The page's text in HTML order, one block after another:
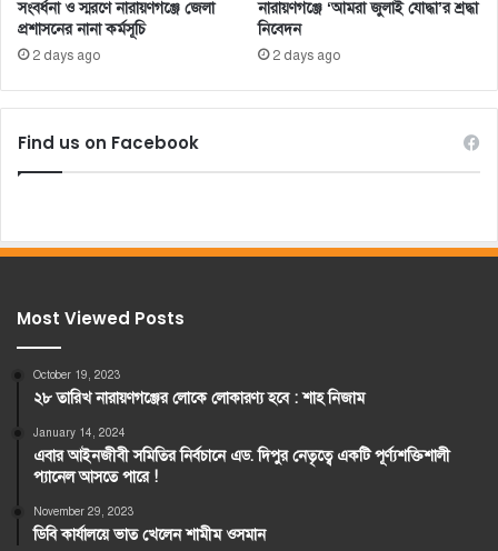
সংবর্ধনা ও স্মরণে নারায়ণগঞ্জে জেলা
প্রশাসনের নানা কর্মসূচি
2 days ago
নারায়ণগঞ্জে ‘আমরা জুলাই যোদ্ধা’র শ্রদ্ধা
নিবেদন
2 days ago
Find us on Facebook
Most Viewed Posts
October 19, 2023
২৮ তারিখ নারায়ণগঞ্জের লোকে লোকারণ্য হবে : শাহ নিজাম
January 14, 2024
এবার আইনজীবী সমিতির নির্বচানে এড. দিপুর নেতৃত্বে একটি পূর্ণ্যশক্তিশালী
প্যানেল আসতে পারে !
November 29, 2023
ডিবি কার্যালয়ে ভাত খেলেন শামীম ওসমান